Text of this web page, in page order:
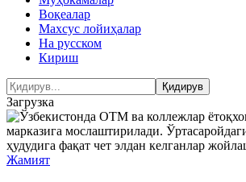
Воқеалар
Махсус лойиҳалар
На русском
Кириш
Загрузка
Жамият